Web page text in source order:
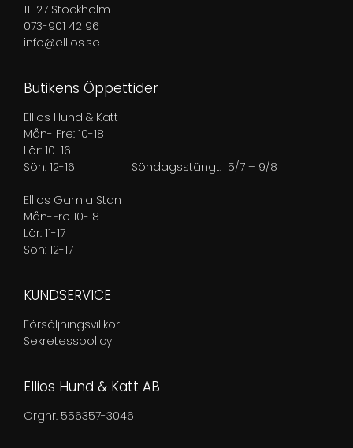
111 27 Stockholm
073-901 42 96
info@ellios.se
Butikens Öppettider
Ellios Hund & Katt
Mån- Fre: 10-18
Lör: 10-16
Sön: 12-16 Söndagsstängt: 5/7 – 9/8
Ellios Gamla Stan
Mån-Fre 10-18
Lör: 11-17
Sön: 12-17
KUNDSERVICE
Försäljningsvillkor
Sekretesspolicy
Ellios Hund & Katt AB
Orgnr. 556357-3046